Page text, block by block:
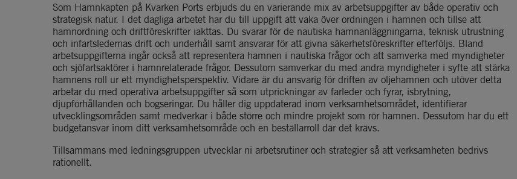
Som Hamnkapten på Kvarken Ports erbjuds du en varierande mix av arbetsuppgifter av både operativ och
strategisk natur. I det dagliga arbetet har du till uppgift att vaka över ordningen i hamnen och tillse att
hamnordning och driftföreskrifter iakttas. Du svarar för de nautiska hamnanläggningarna, teknisk utrustning
och infartsledernas drift och underhåll samt ansvarar för att givna säkerhetsföreskrifter efterföljs. Bland
arbetsuppgifterna ingår också att representera hamnen i nautiska frågor och att samverka med myndigheter
och sjöfartsaktörer i hamnrelaterade frågor. Dessutom samverkar du med andra myndigheter i syfte att stärka
hamnens roll ur ett myndighetsperspektiv. Vidare är du ansvarig för driften av oljehamnen och utöver detta
arbetar du med operativa arbetsuppgifter så som utprickningar av farleder och fyrar, isbrytning,
djupförhållanden och bogseringar. Du håller dig uppdaterad inom verksamhetsområdet, identifierar
utvecklingsområden samt medverkar i både större och mindre projekt som rör hamnen. Dessutom har du ett
budgetansvar inom ditt verksamhetsområde och en beställarroll där det krävs.
Tillsammans med ledningsgruppen utvecklar ni arbetsrutiner och strategier så att verksamheten bedrivs
rationellt.